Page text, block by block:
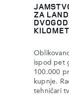
ZA
ispod pet
100.000
kupnje.
tehničari